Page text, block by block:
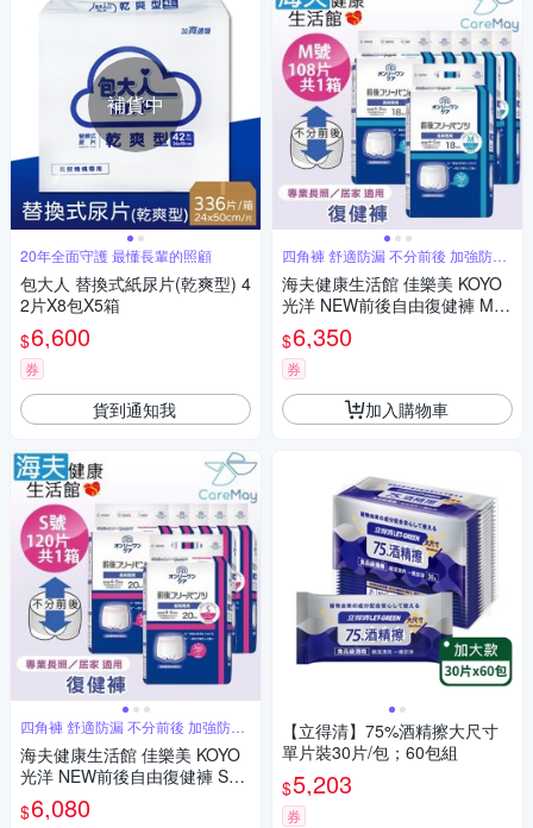
補貨中
20年全面守護 最懂長輩的照顧
包大人 替換式紙尿片(乾爽型) 4
2片X8包X5箱
$6,600
券
貨到通知我
四角褲 舒適防漏 不分前後 加強防漏
褲型
海夫健康生活館 佳樂美 KOYO
光洋 NEW前後自由復健褲 S號
_120片/箱
$6,080
四角褲 舒適防漏 不分前後 加強防漏
褲型
海夫健康生活館 佳樂美 KOYO
光洋 NEW前後自由復健褲 M號
_108片/共1箱
$6,350
券
加入購物車
【立得清】75%酒精擦大尺寸
單片裝30片/包；60包組
$5,203
券